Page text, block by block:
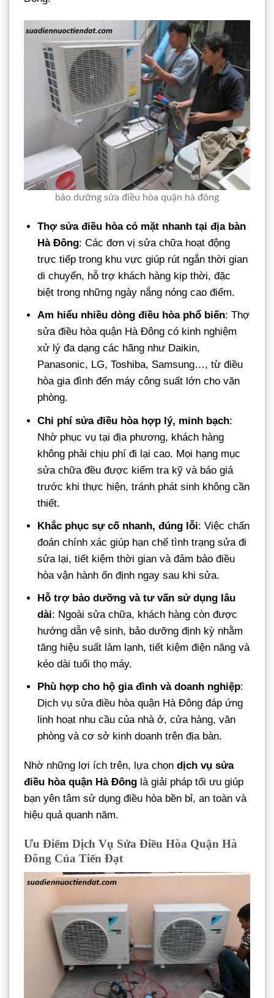
bảo dưỡng sửa điều hòa quận hà đông
Thợ sửa điều hòa có mặt nhanh tại địa bàn
Hà Đông: Các đơn vị sửa chữa hoạt động
trực tiếp trong khu vực giúp rút ngắn thời gian
di chuyển, hỗ trợ khách hàng kịp thời, đặc
biệt trong những ngày nắng nóng cao điểm.
Am hiểu nhiều dòng điều hòa phổ biến: Thợ
sửa điều hòa quận Hà Đông có kinh nghiệm
xử lý đa dạng các hãng như Daikin,
Panasonic, LG, Toshiba, Samsung…, từ điều
hòa gia đình đến máy công suất lớn cho văn
phòng.
Chi phí sửa điều hòa hợp lý, minh bạch:
Nhờ phục vụ tại địa phương, khách hàng
không phải chịu phí đi lại cao. Mọi hạng mục
sửa chữa đều được kiểm tra kỹ và báo giá
trước khi thực hiện, tránh phát sinh không cần
thiết.
Khắc phục sự cố nhanh, đúng lỗi: Việc chẩn
đoán chính xác giúp hạn chế tình trạng sửa đi
sửa lại, tiết kiệm thời gian và đảm bảo điều
hòa vận hành ổn định ngay sau khi sửa.
Hỗ trợ bảo dưỡng và tư vấn sử dụng lâu
dài: Ngoài sửa chữa, khách hàng còn được
hướng dẫn vệ sinh, bảo dưỡng định kỳ nhằm
tăng hiệu suất làm lạnh, tiết kiệm điện năng và
kéo dài tuổi thọ máy.
Phù hợp cho hộ gia đình và doanh nghiệp:
Dịch vụ sửa điều hòa quận Hà Đông đáp ứng
linh hoạt nhu cầu của nhà ở, cửa hàng, văn
phòng và cơ sở kinh doanh trên địa bàn.
Nhờ những lợi ích trên, lựa chọn dịch vụ sửa
điều hòa quận Hà Đông là giải pháp tối ưu giúp
bạn yên tâm sử dụng điều hòa bền bỉ, an toàn và
hiệu quả quanh năm.
Ưu Điểm Dịch Vụ Sửa Điều Hòa Quận Hà
Đông Của Tiến Đạt